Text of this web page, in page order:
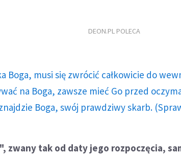
DEON.PL POLECA
Boga, musi się zwrócić całkowicie do
na Boga, zawsze mieć Go przed
Boga, swój prawdziwy skarb.
zwany tak od daty jego rozpoczęcia,